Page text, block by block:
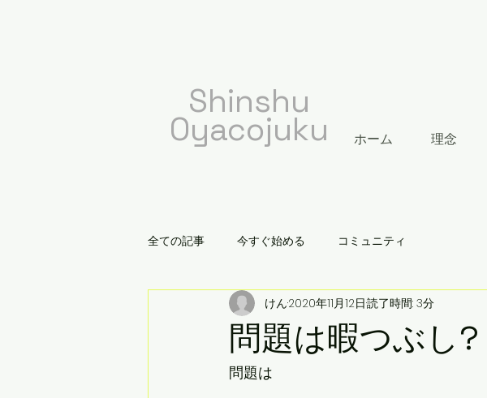
​Shinshu
Oyacojuku ホーム 理念
全ての記事 今すぐ始める コミュニティ
問題は暇つぶし?
けん2020年11月12日読了時間: 3分
問題は